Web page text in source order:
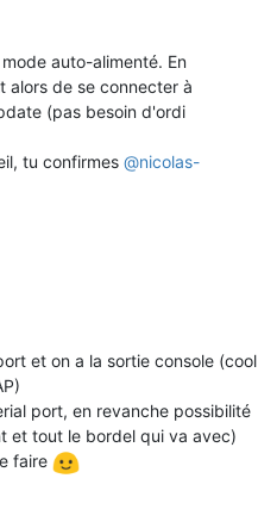
auto-alimenté. En
alors de se connecter à
(pas besoin d'ordi
tu confirmes @nicolas-
et on a la sortie console (cool
port, en revanche possibilité
et tout le bordel qui va avec)
faire